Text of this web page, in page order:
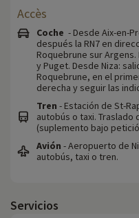
Accès
Coche - Desde Aix-en-
después la RN7 en
Roquebrune sur
y Puget. Desde Niza:
Roquebrune, en el
derecha y seguir las
Tren - Estación de St-
autobús o taxi.
(suplemento bajo
Avión - Aeropuerto de
autobús, taxi o tren.
Servicios